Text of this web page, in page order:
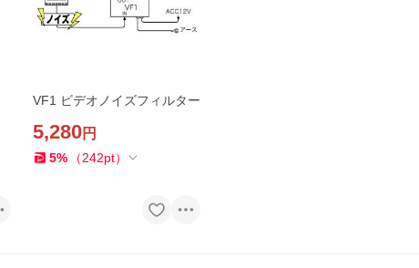
VF1 ビデオノイズフィルター
5,280円
5% （242pt）